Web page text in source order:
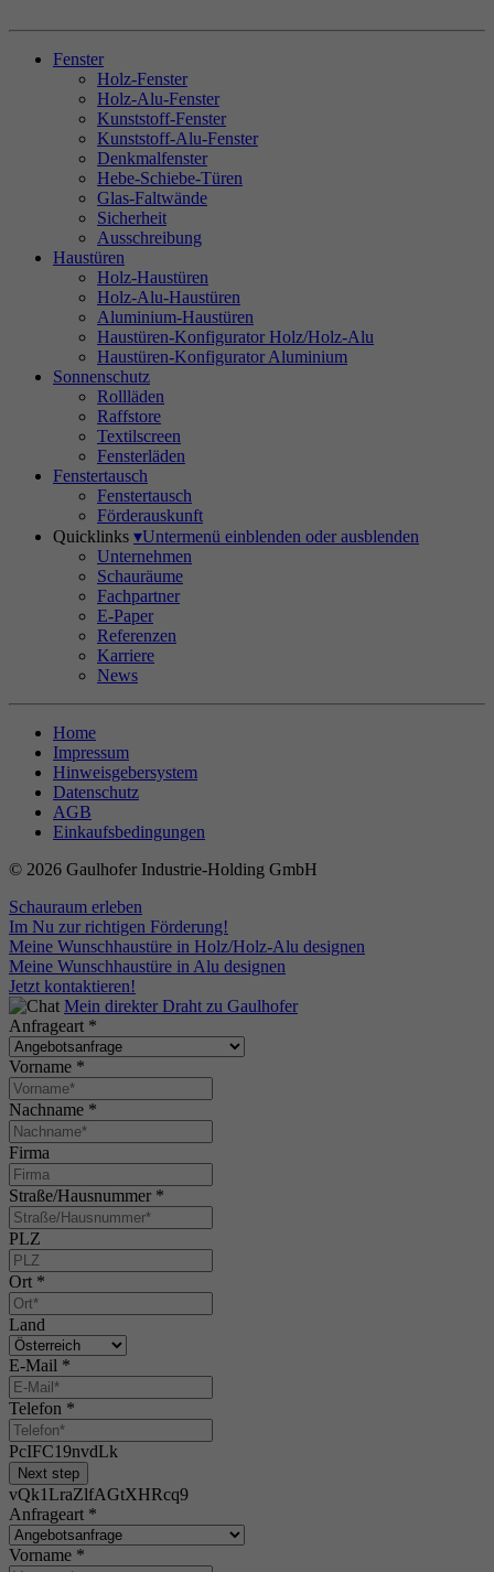
Fenster
Holz-Fenster
Holz-Alu-Fenster
Kunststoff-Fenster
Kunststoff-Alu-Fenster
Denkmalfenster
Hebe-Schiebe-Türen
Glas-Faltwände
Sicherheit
Ausschreibung
Haustüren
Holz-Haustüren
Holz-Alu-Haustüren
Aluminium-Haustüren
Haustüren-Konfigurator Holz/Holz-Alu
Haustüren-Konfigurator Aluminium
Sonnenschutz
Rollläden
Raffstore
Textilscreen
Fensterläden
Fenstertausch
Fenstertausch
Förderauskunft
Quicklinks ▾Untermenü einblenden oder ausblenden
Unternehmen
Schauräume
Fachpartner
E-Paper
Referenzen
Karriere
News
Home
Impressum
Hinweisgebersystem
Datenschutz
AGB
Einkaufsbedingungen
© 2026 Gaulhofer Industrie-Holding GmbH
Schauraum erleben
Im Nu zur richtigen Förderung!
Meine Wunschhaustüre in Holz/Holz-Alu designen
Meine Wunschhaustüre in Alu designen
Jetzt kontaktieren!
Mein direkter Draht zu Gaulhofer
Anfrageart *
Vorname *
Nachname *
Firma
Straße/Hausnummer *
PLZ
Ort *
Land
E-Mail *
Telefon *
PcIFC19nvdLk
Next step
vQk1LraZlfAGtXHRcq9
Anfrageart *
Vorname *